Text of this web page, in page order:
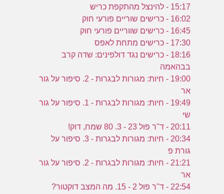
15:17 - להינצל מהתקפת כריש
16:02 - כרישים שוריים פורעי חוק
16:45 - כרישים שווריים פורעי חוק
17:30 - כרישים מתחת לאפס
18:16 - כרישים נגד דולפינים: שדה קרב
בבהאמה
19:00 - חיות: מגורות לבגרות - 2. סיפור על גור
אר
19:49 - חיות: מגורות לבגרות - 1. סיפור על גור
שי
20:11 - ד''ר פול 23 - 3. 80 שמח, דוק!
20:34 - חיות: מגורות לבגרות - 3. סיפור על
גורת פ
21:21 - חיות: מגורות לבגרות - 2. סיפור על גור
אר
22:54 - ד''ר פול 2 - 15. מה המצב דוקטור?